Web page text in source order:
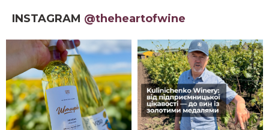
INSTAGRAM @theheartofwine